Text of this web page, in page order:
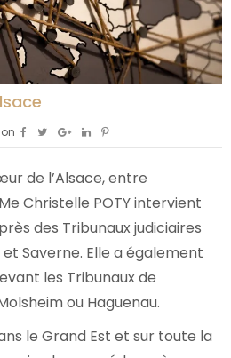
de l’Alsace, entre
Christelle POTY intervient
des Tribunaux judiciaires
Saverne. Elle a également
les Tribunaux de
ou Haguenau.
le Grand Est et sur toute la